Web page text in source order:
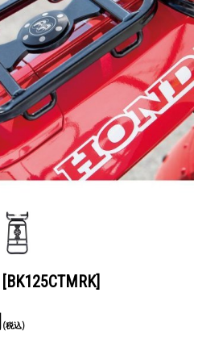
[BK125CTMRK]
(税込)